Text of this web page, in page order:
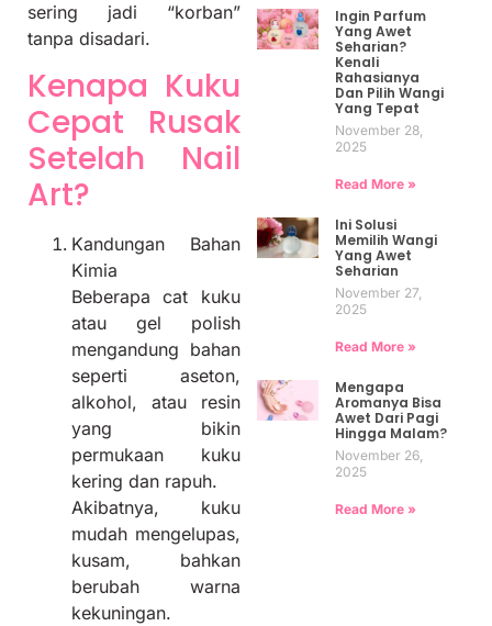
sering jadi “korban”
tanpa disadari.
Kenapa Kuku
Cepat Rusak
Setelah Nail
Art?
Kandungan Bahan
Kimia
Beberapa cat kuku
atau gel polish
mengandung bahan
seperti aseton,
alkohol, atau resin
yang bikin
permukaan kuku
kering dan rapuh.
Akibatnya, kuku
mudah mengelupas,
kusam, bahkan
berubah warna
kekuningan.
Ingin Parfum
Yang Awet
Seharian?
Kenali
Rahasianya
Dan Pilih Wangi
Yang Tepat
November 28,
2025
Read More »
Ini Solusi
Memilih Wangi
Yang Awet
Seharian
November 27,
2025
Read More »
Mengapa
Aromanya Bisa
Awet Dari Pagi
Hingga Malam?
November 26,
2025
Read More »